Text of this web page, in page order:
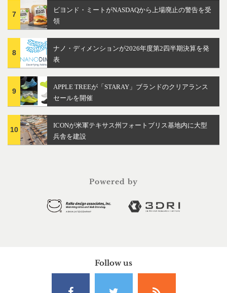
7
ビヨンド・ミートがNASDAQから上場廃止の警告を受
領
8
ナノ・ディメンションが2026年度第2四半期決算を発
表
9
APPLE TREEが「STARAY」ブランドのクリアランス
セールを開催
10
ICONが米軍テキサス州フォートブリス基地内に大型
兵舎を建設
Powered by
Follow us